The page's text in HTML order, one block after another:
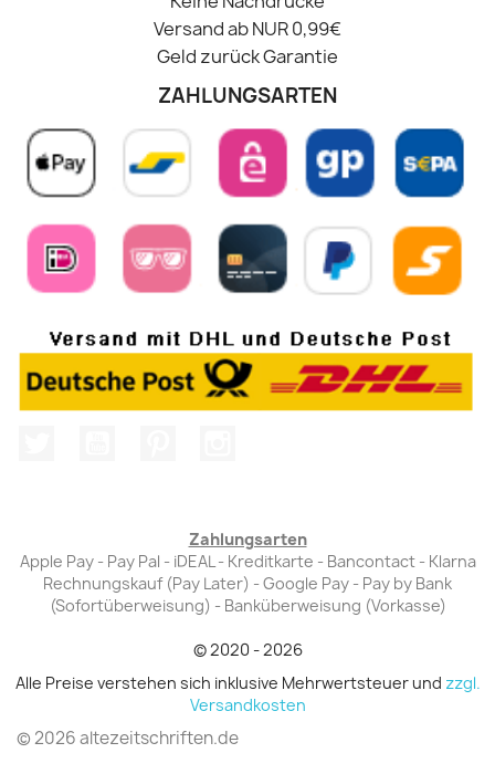
Versand ab NUR 0,99€
Geld zurück Garantie
ZAHLUNGSARTEN
Zahlungsarten
Apple Pay - Pay Pal - iDEAL - Kreditkarte - Bancontact - Klarna
Rechnungskauf (Pay Later) - Google Pay - Pay by Bank
(Sofortüberweisung) - Banküberweisung (Vorkasse)
© 2020 - 2026
Alle Preise verstehen sich inklusive Mehrwertsteuer und zzgl.
Versandkosten
© 2026 altezeitschriften.de